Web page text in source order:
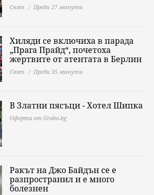
Свят Преди 27 минути
Хиляди се включиха в парада
„Прага Прайд“, почетоха
жертвите от атентата в Берлин
Свят Преди 35 минути
В Златни пясъци - Хотел Шипка
Оферта от Grabo.bg
Ракът на Джо Байдън се е
разпространил и е много
болезнен